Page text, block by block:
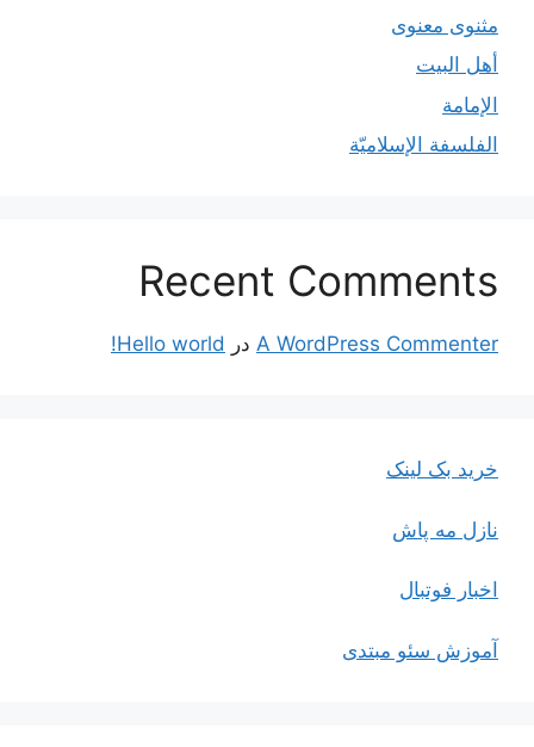
مثنوی معنوی
أهل البيت
الإمامة
الفلسفة الإسلاميّة
Recent Comments
A WordPress Commenter در Hello world!
خرید بک لینک
نازل مه پاش
اخبار فوتبال
آموزش سئو مبتدی